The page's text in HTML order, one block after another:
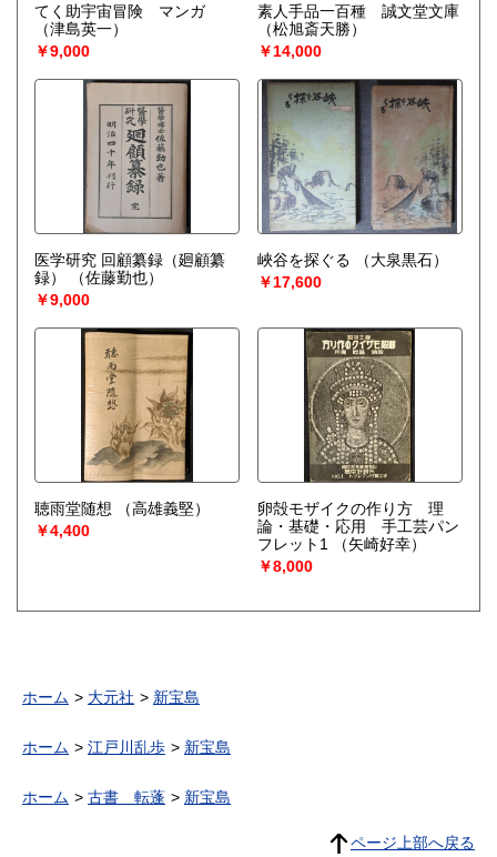
てく助宇宙冒険 マンガ
（津島英一）
￥9,000
素人手品一百種 誠文堂文庫
（松旭斎天勝）
￥14,000
医学研究 回顧纂録（廻顧纂
録）
（佐藤勤也）
￥9,000
峽谷を探ぐる
（大泉黒石）
￥17,600
聴雨堂随想
（高雄義堅）
￥4,400
卵殻モザイクの作り方 理
論・基礎・応用 手工芸パン
フレット1
（矢崎好幸）
￥8,000
ホーム 大元社 新宝島
ホーム 江戸川乱歩 新宝島
ホーム 古書 転蓬 新宝島
ページ上部へ戻る